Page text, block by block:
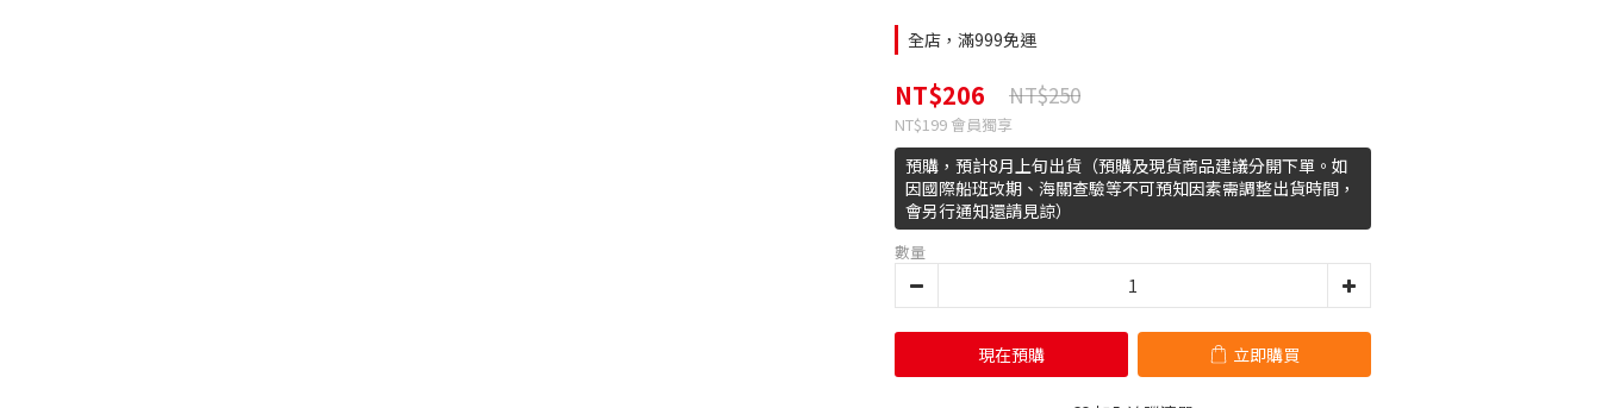
全店，滿999免運
NT$206 NT$250
NT$199 會員獨享
預購，預計8月上旬出貨（預購及現貨商品建議分開下單。如
因國際船班改期、海關查驗等不可預知因素需調整出貨時間，
會另行通知還請見諒）
數量
現在預購 立即購買